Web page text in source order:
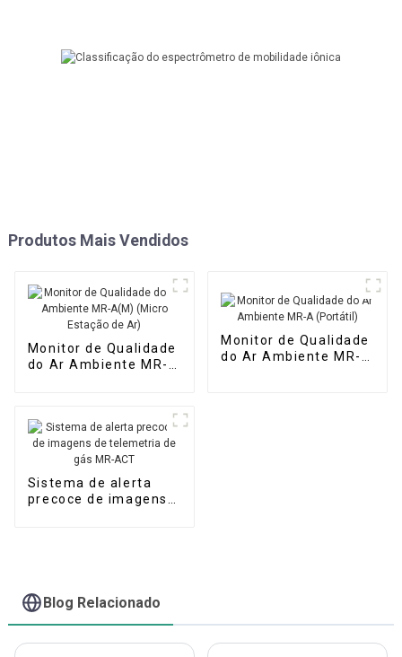
Produtos Mais Vendidos
Monitor de Qualidade
do Ar Ambiente MR-
Monitor de Qualidade
do Ar Ambiente MR-A
Sistema de alerta
precoce de imagens
Blog Relacionado